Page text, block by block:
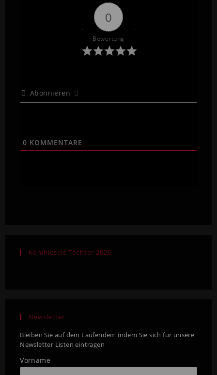
0
Bewertung
Abonnieren
0 KOMMENTARE
Kohlhiesels Töchter 2026
Newsletter
Bleiben Sie auf dem Laufendem indem Sie sich für unsere
Newsletter Listen eintragen
Vorname